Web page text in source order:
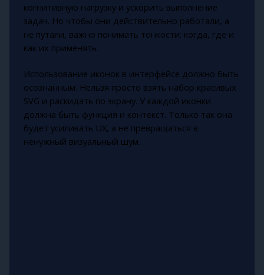
когнитивную нагрузку и ускорить выполнение
задач. Но чтобы они действительно работали, а
не путали, важно понимать тонкости: когда, где и
как их применять.
Использование иконок в интерфейсе должно быть
осознанным. Нельзя просто взять набор красивых
SVG и раскидать по экрану. У каждой иконки
должна быть функция и контекст. Только так она
будет усиливать UX, а не превращаться в
ненужный визуальный шум.